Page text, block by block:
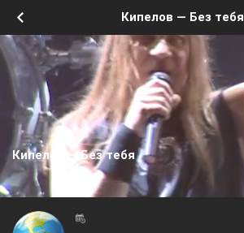
Кипелов — Без тебя
Кипелов — Без тебя